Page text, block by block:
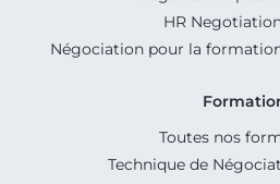
HR
Négociation pour la
Toutes nos
Technique de